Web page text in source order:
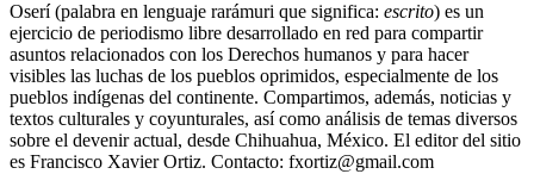
Oserí (palabra en lenguaje rarámuri que significa: escrito) es un
ejercicio de periodismo libre desarrollado en red para compartir
asuntos relacionados con los Derechos humanos y para hacer
visibles las luchas de los pueblos oprimidos, especialmente de los
pueblos indígenas del continente. Compartimos, además, noticias y
textos culturales y coyunturales, así como análisis de temas diversos
sobre el devenir actual, desde Chihuahua, México. El editor del sitio
es Francisco Xavier Ortiz. Contacto: fxortiz@gmail.com